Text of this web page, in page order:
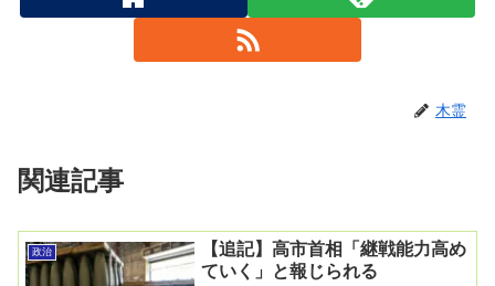
木霊
関連記事
政治
【追記】高市首相「継戦能力高め
ていく」と報じられる